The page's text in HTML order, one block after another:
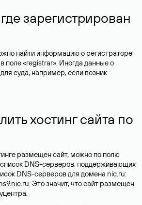
зарегистрирован
найти информацию о регистраторе
поле «registrar». Иногда данные о
суда, например, если возник
хостинг сайта по
размещен сайт, можно по полю
список DNS-серверов, поддерживающих
DNS-серверов для домена nic.ru:
Это значит, что сайт размещен